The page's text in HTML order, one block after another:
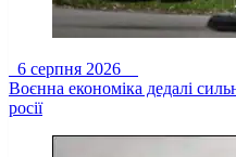
6 серпня 2026
Воєнна економіка дедалі
росії